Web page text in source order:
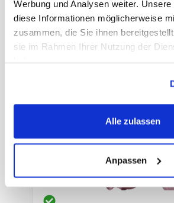
Werbung und Analysen weiter.
diese Informationen möglicherweise
zusammen, die Sie ihnen
sie im Rahmen Ihrer Nutzung der
Alle zulassen
Anpassen
Frottéstoff, 5 kg
Art. Nr.: 27369